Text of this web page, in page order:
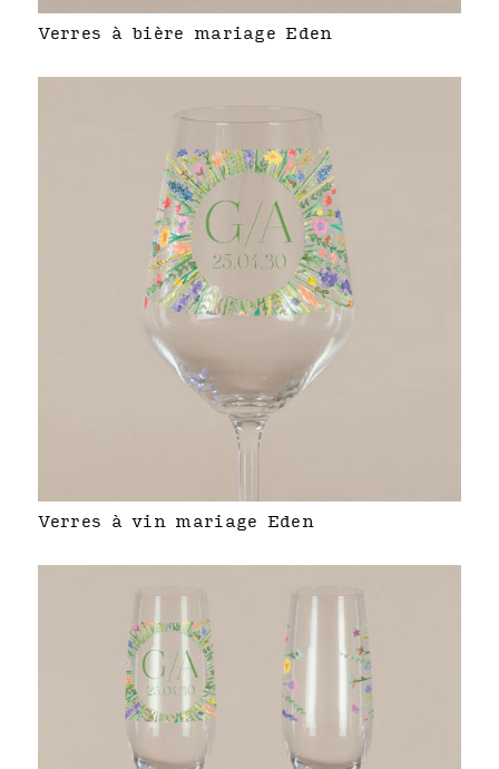
Verres à bière mariage Eden
Verres à vin mariage Eden